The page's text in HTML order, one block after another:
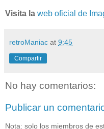
Visita la web oficial de
retroManiac at 9:45
Compartir
No hay comentarios:
Publicar un
Nota: solo los miembros de